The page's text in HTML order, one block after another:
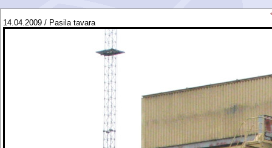
14.04.2009 / Pasila tavara